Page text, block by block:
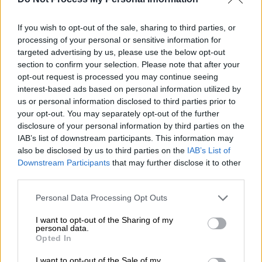
If you wish to opt-out of the sale, sharing to third parties, or
processing of your personal or sensitive information for
targeted advertising by us, please use the below opt-out
section to confirm your selection. Please note that after your
opt-out request is processed you may continue seeing
interest-based ads based on personal information utilized by
us or personal information disclosed to third parties prior to
your opt-out. You may separately opt-out of the further
disclosure of your personal information by third parties on the
IAB’s list of downstream participants. This information may
also be disclosed by us to third parties on the IAB’s List of
Downstream Participants that may further disclose it to other
Please note that this website/app uses one or more Google
not limited to your visit or usage behaviour. You may click to
grant or deny consent to Google and its third-party tags to
use your data for below specified purposes in below Google
consent section.
Personal Data Processing Opt Outs
I want to opt-out of the Sharing of my
personal data.
Opted In
I want to opt-out of the Sale of my
του χαρακτήρα, ό,τι κι αν μας πουν οι
συνεργάτες του πρωθυπουργού», αναφέρει
στην αρχή του μηνύματός της η Maitlis,
δίνοντας μια ιδέα για το τι θα ακολουθήσει.
«Και η ασθένεια αυτή δεν είναι ένας
τρομερός ισοπεδωτής, από τις συνέπειες
του οποίου όλοι, φτωχοί και πλούσιοι,
υποφέρουν το ίδιο», συνεχίζει. «Αυτός είναι
ένας μύθος που πρέπει να αποδομηθεί.
τα ράφια στα σούπερ μάρκετ, νοσηλευτές,
φροντιστές ατόμων σε σπίτια, το
προσωπικό των νοσοκομείων, υπάλληλοι